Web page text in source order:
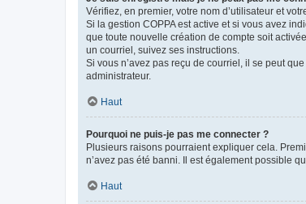
Vérifiez, en premier, votre nom d’utilisateur et
Si la gestion COPPA est active et si vous avez
que toute nouvelle création de compte soit
un courriel, suivez ses instructions.
Si vous n’avez pas reçu de courriel, il se peut
administrateur.
Haut
Pourquoi ne puis-je pas me connecter ?
Plusieurs raisons pourraient expliquer cela.
n’avez pas été banni. Il est également possible
Haut